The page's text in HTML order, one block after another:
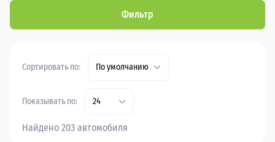
Фильтр
Сортировать по: По умолчанию
Показывать по: 24
Найдено 203 автомобиля